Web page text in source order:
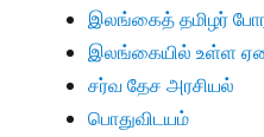
இலங்கைத் தமிழர்
இலங்கையில் உள்ள
சர்வ தேச அரசியல்
பொதுவிடயம்